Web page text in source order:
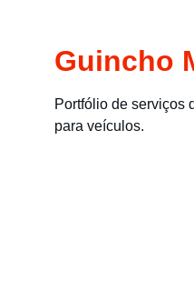
Guincho
Portfólio de serviços
para veículos.